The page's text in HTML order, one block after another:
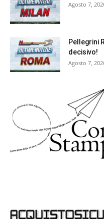
Agosto 7,
Pellegrini
decisivo!
Agosto 7,